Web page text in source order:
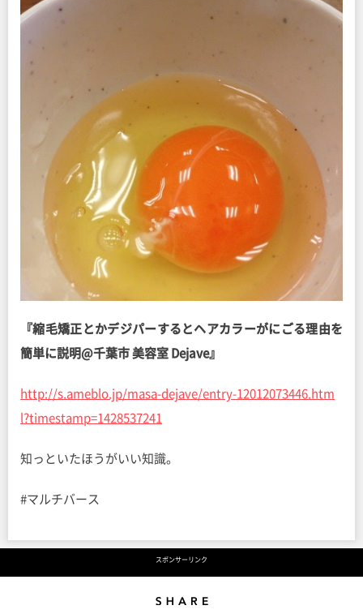
『縮毛矯正とかデジパーするとヘアカラーがにごる理由を
簡単に説明@千葉市 美容室 Dejave』
http://s.ameblo.jp/masa-dejave/entry-12012073446.htm
l?timestamp=1428537241
知っといたほうがいい知識。
#マルチバース
スポンサーリンク